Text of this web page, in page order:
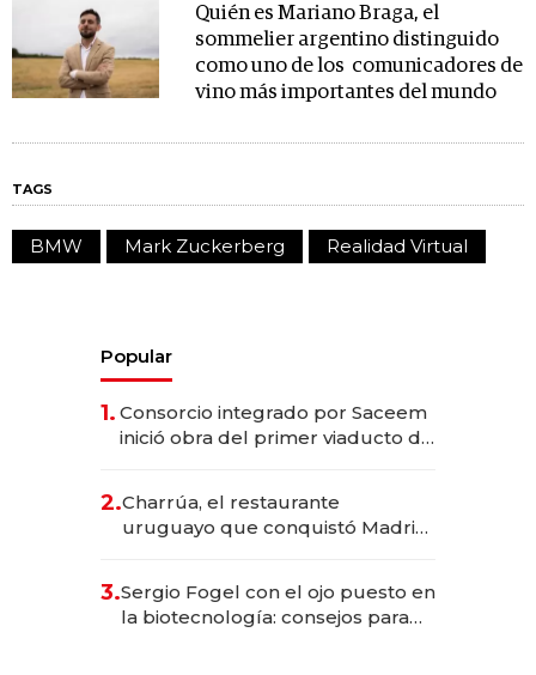
Quién es Mariano Braga, el
sommelier argentino distinguido
como uno de los comunicadores de
vino más importantes del mundo
TAGS
BMW Mark Zuckerberg Realidad Virtual
Popular
1. Consorcio integrado por Saceem
inició obra del primer viaducto de
millones
2.Charrúa, el restaurante
uruguayo que conquistó Madrid:
anticipación y prepara apertura
3.Sergio Fogel con el ojo puesto en
la biotecnología: consejos para